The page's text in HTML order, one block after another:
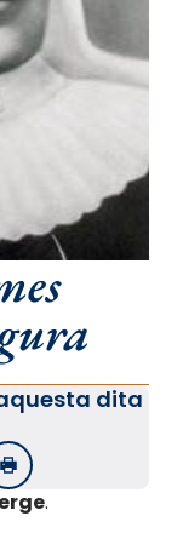
dita
Imprimir
.